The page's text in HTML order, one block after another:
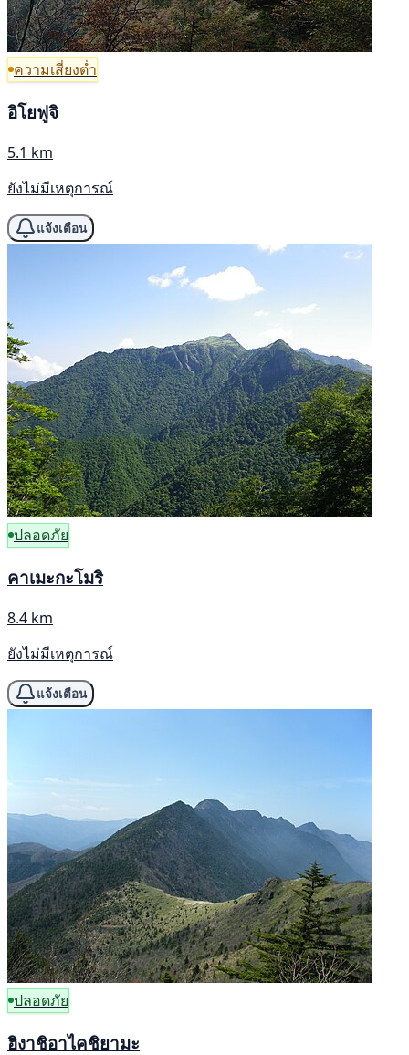
ความเสี่ยงต่ำ
อิโยฟูจิ
5.1 km
ยังไม่มีเหตุการณ์
แจ้งเตือน
ปลอดภัย
คาเมะกะโมริ
8.4 km
ยังไม่มีเหตุการณ์
แจ้งเตือน
ปลอดภัย
ฮิงาชิอาไคชิยามะ